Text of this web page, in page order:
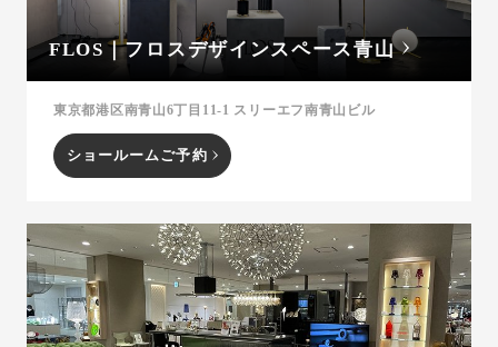
FLOS｜フロスデザインスペース青山
東京都港区南青山6丁目11-1 スリーエフ南青山ビル
ショールームご予約